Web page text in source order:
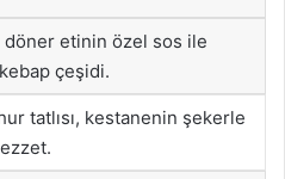
döner etinin özel sos ile
çeşidi.
tatlısı, kestanenin şekerle